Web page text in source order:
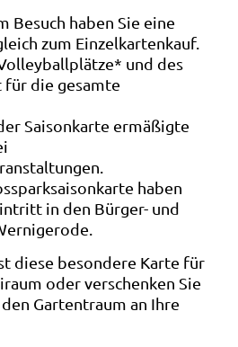
Besuch haben Sie eine
zum Einzelkartenkauf.
und des
für die gesamte
Saisonkarte ermäßigte
haben
in den Bürger- und
diese besondere Karte für
oder verschenken Sie
Gartentraum an Ihre